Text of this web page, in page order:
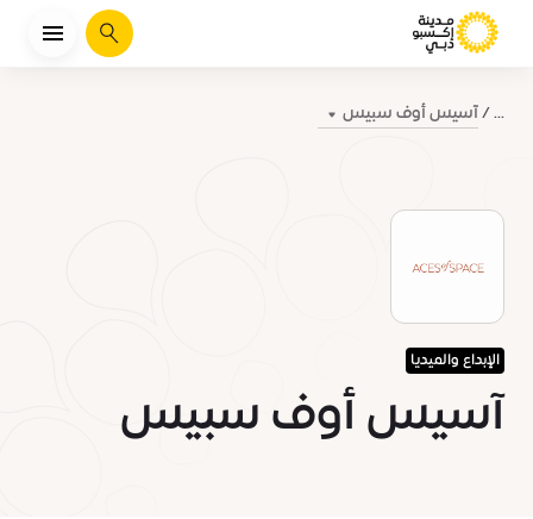
يبحث
... آسيس أوف سبيس
الإبداع والميديا
آسيس أوف سبيس